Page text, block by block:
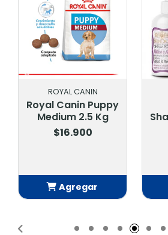
ROYAL CANIN
Royal Canin Puppy
Medium 2.5 Kg
$16.900
Agregar